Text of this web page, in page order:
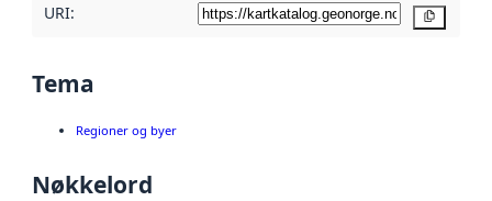
URI:
Tema
Regioner og byer
Nøkkelord